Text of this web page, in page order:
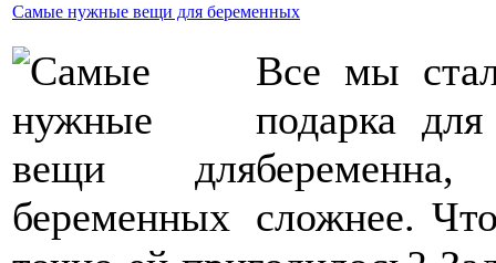
Самые нужные вещи для беременных
Все мы
подарка
сложнее.